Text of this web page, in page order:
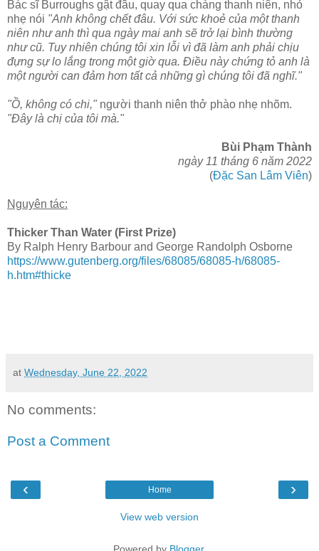
Bác sĩ Burroughs gật đầu, quay qua chàng thanh niên, nhỏ
nhẹ nói "Anh không chết đâu. Với sức khoẻ của một thanh
niên như anh thì qua ngày mai anh sẽ trở lại bình thường
như cũ. Tuy nhiên chúng tôi xin lỗi vì đã làm anh phải chịu
đựng sự lo lắng trong một giờ qua. Điều này chứng tỏ anh là
một người can đảm hơn tất cả những gì chúng tôi đã nghĩ."
"Ồ, không có chi," người thanh niên thở phào nhẹ nhõm.
"Đây là chị của tôi mà."
Bùi Phạm Thành
ngày 11 tháng 6 năm 2022
(Đặc San Lâm Viên)
Nguyên tác:
Thicker Than Water (First Prize)
By Ralph Henry Barbour and George Randolph Osborne
https://www.gutenberg.org/files/68085/68085-h/68085-
h.htm#thicke
at Wednesday, June 22, 2022
No comments:
Post a Comment
‹ ›
Home
View web version